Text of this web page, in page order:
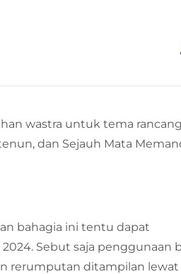
wastra untuk tema
dan Sejauh Mata
bahagia ini tentu dapat
Sebut saja penggunaan
rerumputan ditampilan lewat